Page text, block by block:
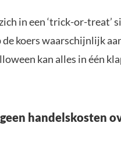
in een ‘trick-or-treat’
koers waarschijnlijk
kan alles in één
handelskosten